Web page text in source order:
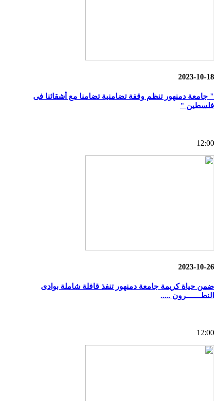
2023-10-18
" جامعة دمنهور تنظم وقفة تضامنية تضامنا مع أشقائنا فى
فلسطين "
12:00
2023-10-26
ضمن حياة كريمة جامعة دمنهور تنفذ قافلة شاملة بوادى
النطــــــرون .....
12:00